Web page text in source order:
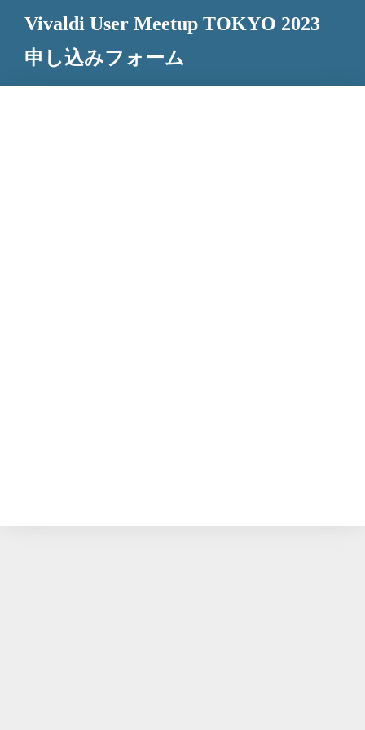
Vivaldi User Meetup TOKYO 2023
申し込みフォーム